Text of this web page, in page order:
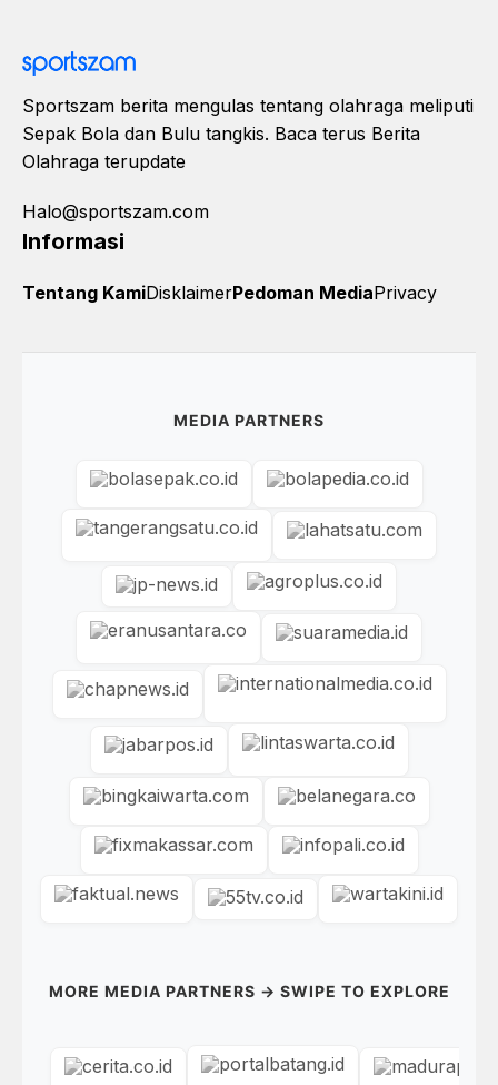
Sportszam berita mengulas tentang olahraga meliputi
Sepak Bola dan Bulu tangkis. Baca terus Berita
Olahraga terupdate
Halo@sportszam.com
Informasi
Tentang KamiDisklaimerPedoman MediaPrivacy
MEDIA PARTNERS
MORE MEDIA PARTNERS → SWIPE TO EXPLORE